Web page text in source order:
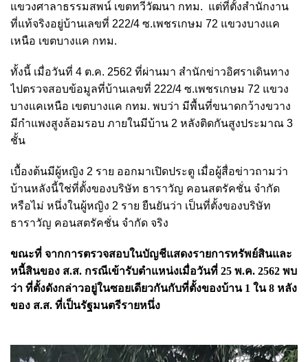
แขวงศาลาธรรมสพน์ เขตทวีวัฒนา กทม. แต่ที่ตั้งสำนักงาน
ที่แท้จริงอยู่บ้านเลขที่ 222/4 ซ.เพชรเกษม 72 แขวงบางแค
เหนือ เขตบางแค กทม.
ทั้งนี้ เมื่อวันที่ 4 ต.ค. 2562 ที่ผ่านมา สำนักข่าวอิศราเดินทาง
ไปตรวจสอบข้อมูลที่บ้านเลขที่ 222/4 ซ.เพชรเกษม 72 แขวง
บางแคเหนือ เขตบางแค กทม. พบว่า มีพื้นที่ขนาดกว้างขวาง
มีกำแพงสูงล้อมรอบ ภายในมีบ้าน 2 หลังติดกันสูงประมาณ 3
ชั้น
เบื้องต้นมีผู้หญิง 2 ราย ออกมาเปิดประตู เมื่อผู้สื่อข่าวถามว่า
บ้านหลังนี้ใช่ที่ตั้งของบริษัท ธาราวัญ คอนสตรัคชั่น จำกัด
หรือไม่ หนึ่งในผู้หญิง 2 ราย ยืนยันว่า เป็นที่ตั้งของบริษัท
ธาราวัญ คอนสตรัคชั่น จำกัด จริง
ขณะที่ จากการตรวจสอบในบัญชีแสดงรายการทรัพย์สินและ
หนี้สินของ ส.ส. กรณีเข้ารับตำแหน่งเมื่อวันที่ 25 พ.ค. 2562 พบ
ว่า ที่ตั้งดังกล่าวอยู่ในซอยเดียวกันกับที่ตั้งของบ้าน 1 ใน 8 หลัง
ของ ส.ส. ที่เป็นรัฐมนตรีรายหนึ่ง